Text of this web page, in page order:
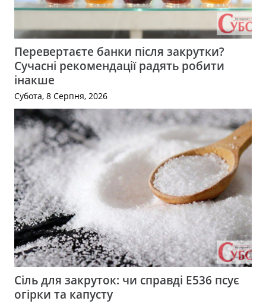
Перевертаєте банки після закрутки?
Сучасні рекомендації радять робити
інакше
Субота, 8 Серпня, 2026
Сіль для закруток: чи справді Е536 псує
огірки та капусту